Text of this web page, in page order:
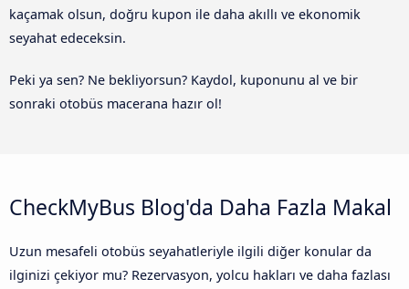
kaçamak olsun, doğru kupon ile daha akıllı ve ekonomik
seyahat edeceksin.
Peki ya sen? Ne bekliyorsun? Kaydol, kuponunu al ve bir
sonraki otobüs macerana hazır ol!
CheckMyBus Blog'da Daha Fazla Makal
Uzun mesafeli otobüs seyahatleriyle ilgili diğer konular da
ilginizi çekiyor mu? Rezervasyon, yolcu hakları ve daha fazlası